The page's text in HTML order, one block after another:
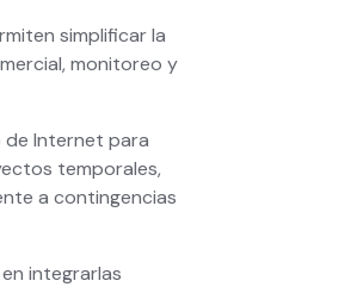
simplificar la
monitoreo y
de Internet para
temporales,
a contingencias
integrarlas